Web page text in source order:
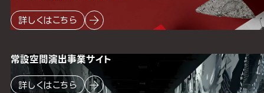
詳しくはこちら
常設空間演出事業サイト
詳しくはこちら